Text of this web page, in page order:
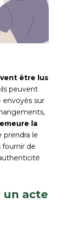
être lus
ils peuvent
sur
la
prendra le
fournir de
un acte